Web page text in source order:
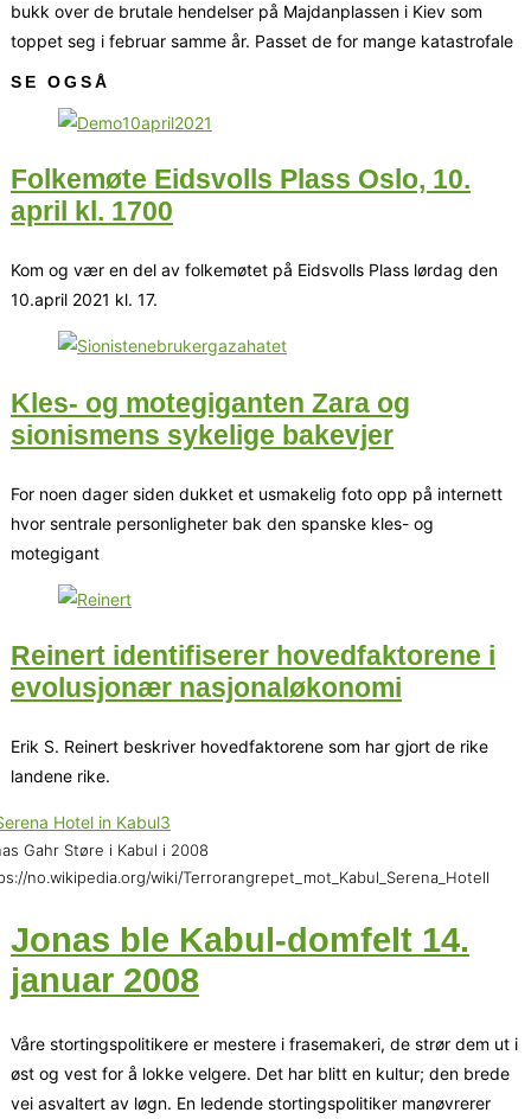
bukk over de brutale hendelser på Majdanplassen i Kiev som
toppet seg i februar samme år. Passet de for mange katastrofale
SE OGSÅ
Folkemøte Eidsvolls Plass Oslo, 10.
april kl. 1700
Kom og vær en del av folkemøtet på Eidsvolls Plass lørdag den
10.april 2021 kl. 17.
Kles- og motegiganten Zara og
sionismens sykelige bakevjer
For noen dager siden dukket et usmakelig foto opp på internett
hvor sentrale personligheter bak den spanske kles- og
motegigant
Reinert identifiserer hovedfaktorene i
evolusjonær nasjonaløkonomi
Erik S. Reinert beskriver hovedfaktorene som har gjort de rike
landene rike.
Gahr Støre i Kabul i 2008
no.wikipedia.org/wiki/Terrorangrepet_mot_Kabul_Serena_Hotell
Jonas ble Kabul-domfelt 14.
januar 2008
Våre stortingspolitikere er mestere i frasemakeri, de strør dem ut i
øst og vest for å lokke velgere. Det har blitt en kultur; den brede
vei asvaltert av løgn. En ledende stortingspolitiker manøvrerer